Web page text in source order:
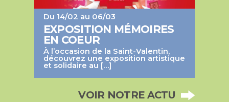
Du 14/02 au 06/03
EXPOSITION MÉMOIRES
EN COEUR
À l’occasion de la Saint-Valentin,
découvrez une exposition artistique
et solidaire au […]
VOIR NOTRE ACTU